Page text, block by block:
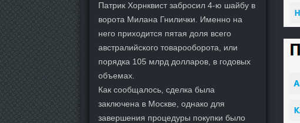
Патрик Хорнквист забросил 4-ю шайбу в
ворота Милана Гнилички. Именно на
него приходится пятая доля всего
австралийского товарооборота, или
порядка 105 млрд долларов, в годовых
объемах.
Как сообщалось, сделка была
заключена в Москве, однако для
завершения процедуры покупки было